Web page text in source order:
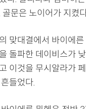
골문은 노이어가 지켰
맞대결에서 바이에
돌파한 데이비스가
이것을 무시알라가
들었다.